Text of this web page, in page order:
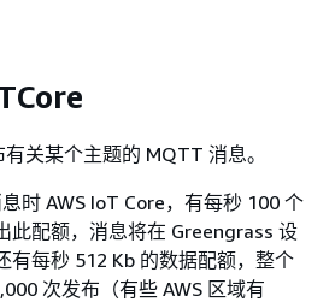
关某个主题的 MQTT 消息。
时 AWS IoT Core，有每秒 100 个
此配额，消息将在 Greengrass 设
有每秒 512 Kb 的数据配额，整个
次发布（有些 AWS 区域有